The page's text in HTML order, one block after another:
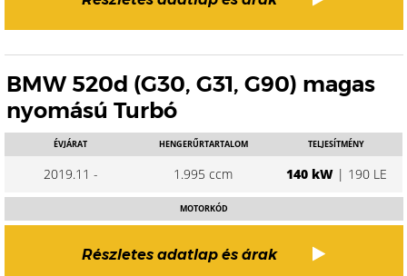
BMW 520d (G30, G31, G90) magas
nyomású Turbó
ÉVJÁRAT
2019.11 -
HENGERŰRTARTALOM
1.995 ccm
TELJESÍTMÉNY
140 kW| 190 LE
MOTORKÓD
Részletes adatlap és árak